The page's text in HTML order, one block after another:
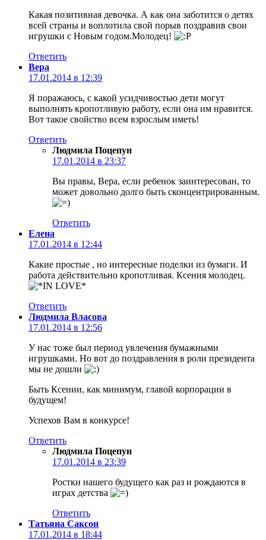
Какая позитивная девочка. А как она заботится о детях
всей страны и воплотила свой порыв поздравив свои
игрушки с Новым годом.Молодец!
Ответить
Вера
17.01.2014 в 12:39
Я поражаюсь, с какой усидчивостью дети могут
выполнять кропотливую работу, если она им нравится.
Вот такое свойство всем взрослым иметь!
Ответить
Людмила Поцепун
17.01.2014 в 23:37
Вы правы, Вера, если ребенок заинтересован, то
может довольно долго быть сконцентрированным.
Ответить
Елена
17.01.2014 в 12:44
Какие простые , но интересные поделки из бумаги. И
работа действительно кропотливая. Ксения молодец.
Ответить
Людмила Власова
17.01.2014 в 12:56
У нас тоже был период увлечения бумажными
игрушками. Но вот до поздравления в роли президента
мы не дошли
Быть Ксении, как минимум, главой корпорации в
будущем!
Успехов Вам в конкурсе!
Ответить
Людмила Поцепун
17.01.2014 в 23:39
Ростки нашего будущего как раз и рождаются в
играх детства
Ответить
Татьяна Саксон
17.01.2014 в 18:44